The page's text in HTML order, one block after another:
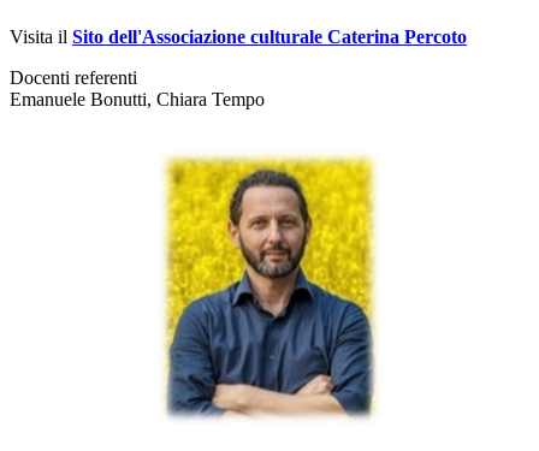
Visita il Sito dell'Associazione culturale Caterina Percoto
Docenti referenti
Emanuele Bonutti, Chiara Tempo